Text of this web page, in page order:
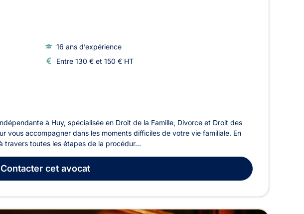
16 ans d’expérience
Entre 130 € et 150 € HT
à Huy, spécialisée en Droit de la Famille, Divorce et Droit des
vous accompagner dans les moments difficiles de votre vie familiale. En
travers toutes les étapes de la procédur...
Contactercet avocat